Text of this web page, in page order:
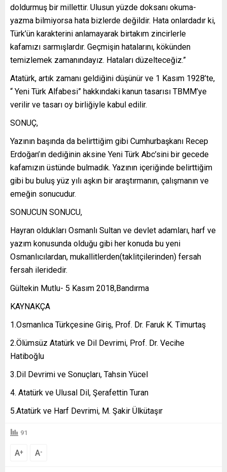
doldurmuş bir millettir. Ulusun yüzde doksanı okuma-
yazma bilmiyorsa hata bizlerde değildir. Hata onlardadır ki,
Türk’ün karakterini anlamayarak birtakım zincirlerle
kafamızı sarmışlardır. Geçmişin hatalarını, kökünden
temizlemek zamanındayız. Hataları düzelteceğiz.”
Atatürk, artık zamanı geldiğini düşünür ve 1 Kasım 1928’te,
“ Yeni Türk Alfabesi” hakkındaki kanun tasarısı TBMM’ye
verilir ve tasarı oy birliğiyle kabul edilir.
SONUÇ,
Yazının başında da belirttiğim gibi Cumhurbaşkanı Recep
Erdoğan’ın dediğinin aksine Yeni Türk Abc’sini bir gecede
kafamızın üstünde bulmadık. Yazının içeriğinde belirttiğim
gibi bu buluş yüz yılı aşkın bir araştırmanın, çalışmanın ve
emeğin sonucudur.
SONUCUN SONUCU,
Hayran oldukları Osmanlı Sultan ve devlet adamları, harf ve
yazım konusunda olduğu gibi her konuda bu yeni
Osmanlıcılardan, mukallitlerden(taklitçilerinden) fersah
fersah ileridedir.
Gültekin Mutlu- 5 Kasım 2018,Bandırma
KAYNAKÇA
1.Osmanlıca Türkçesine Giriş, Prof. Dr. Faruk K. Timurtaş
2.Ölümsüz Atatürk ve Dil Devrimi, Prof. Dr. Vecihe
Hatiboğlu
3.Dil Devrimi ve Sonuçları, Tahsin Yücel
Atatürk ve Ulusal Dil, Şerafettin Turan
5.Atatürk ve Harf Devrimi, M. Şakir Ülkütaşır
91
A+ A-